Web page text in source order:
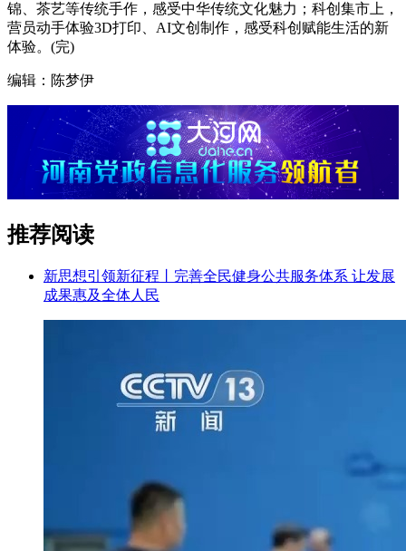
锦、茶艺等传统手作，感受中华传统文化魅力；科创集市上，
营员动手体验3D打印、AI文创制作，感受科创赋能生活的新
体验。(完)
编辑：陈梦伊
推荐阅读
新思想引领新征程丨完善全民健身公共服务体系 让发展
成果惠及全体人民